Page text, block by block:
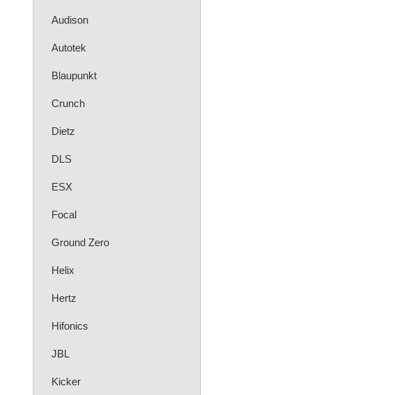
Audison
Autotek
Blaupunkt
Crunch
Dietz
DLS
ESX
Focal
Ground Zero
Helix
Hertz
Hifonics
JBL
Kicker